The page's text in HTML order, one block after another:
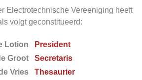
Electrotechnische Vereeniging heeft
volgt geconstitueerd:
Lotion
President
Groot
Secretaris
Vries
Thesaurier